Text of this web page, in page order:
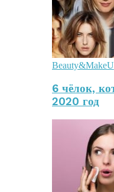
6 чёлок,
2020 год